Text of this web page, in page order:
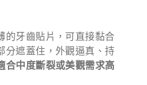
的牙齒貼片，可直接黏合
分遮蓋住，外觀逼真、持
合中度斷裂或美觀需求高